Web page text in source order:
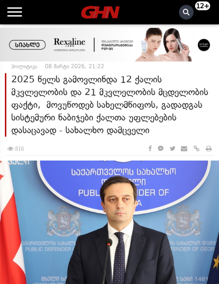
12+
პოლიტიკა 08 მარტი 2026, 21:22
2025 წელს გამოვლინდა 12 ქალის
მკვლელობის და 21 მკვლელობის მცდელობის
ფაქტი, მოვუწოდებ სახელმწიფოს, გადადგას
სისტემური ნაბიჯები ქალთა უფლებების
დასაცავად - სახალხო დამცველი
816